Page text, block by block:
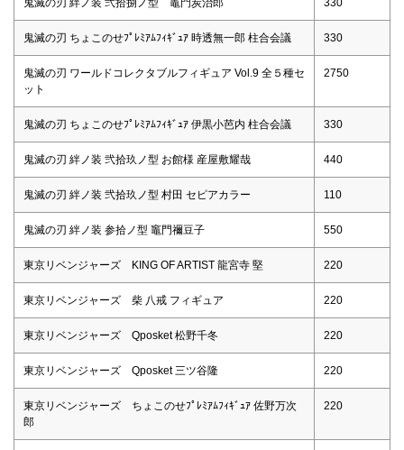
鬼滅の刃 絆ノ装 弐拾捌ノ型 竈門炭治郎 330
鬼滅の刃 ちょこのせﾌﾟﾚﾐｱﾑﾌｨｷﾞｭｱ 時透無一郎 柱合会議 330
鬼滅の刃 ワールドコレクタブルフィギュア Vol.9 全５種セ
ット
2750
鬼滅の刃 ちょこのせﾌﾟﾚﾐｱﾑﾌｨｷﾞｭｱ 伊黒小芭内 柱合会議 330
鬼滅の刃 絆ノ装 弐拾玖ノ型 お館様 産屋敷耀哉 440
鬼滅の刃 絆ノ装 弐拾玖ノ型 村田 セピアカラー 110
鬼滅の刃 絆ノ装 参拾ノ型 竈門禰豆子 550
東京リベンジャーズ KING OF ARTIST 龍宮寺 堅 220
東京リベンジャーズ 柴 八戒 フィギュア 220
東京リベンジャーズ Qposket 松野千冬 220
東京リベンジャーズ Qposket 三ツ谷隆 220
東京リベンジャーズ ちょこのせﾌﾟﾚﾐｱﾑﾌｨｷﾞｭｱ 佐野万次
郎
220